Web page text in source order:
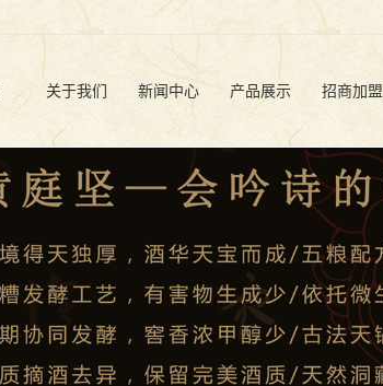
关于我们
公司简介
企业文化
企业荣誉
基地展示
营销网络
营业执照
新闻中心
公司动态
行业信息
白酒文化
产品展示
原酒批发
品牌白酒
定制白酒
招商加盟